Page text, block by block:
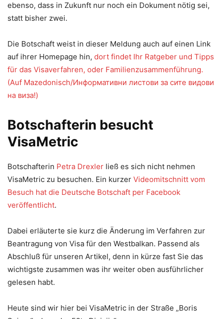
ebenso, dass in Zukunft nur noch ein Dokument nötig sei,
statt bisher zwei.
Die Botschaft weist in dieser Meldung auch auf einen Link
auf ihrer Homepage hin, dort findet Ihr Ratgeber und Tipps
für das Visaverfahren, oder Familienzusammenführung.
(Auf Mazedonisch/Информативни листови за сите видови
на виза!)
Botschafterin besucht
VisaMetric
Botschafterin Petra Drexler ließ es sich nicht nehmen
VisaMetric zu besuchen. Ein kurzer Videomitschnitt vom
Besuch hat die Deutsche Botschaft per Facebook
veröffentlicht.
Dabei erläuterte sie kurz die Änderung im Verfahren zur
Beantragung von Visa für den Westbalkan. Passend als
Abschluß für unseren Artikel, denn in kürze fast Sie das
wichtigste zusammen was ihr weiter oben ausführlicher
gelesen habt.
Heute sind wir hier bei VisaMetric in der Straße „Boris